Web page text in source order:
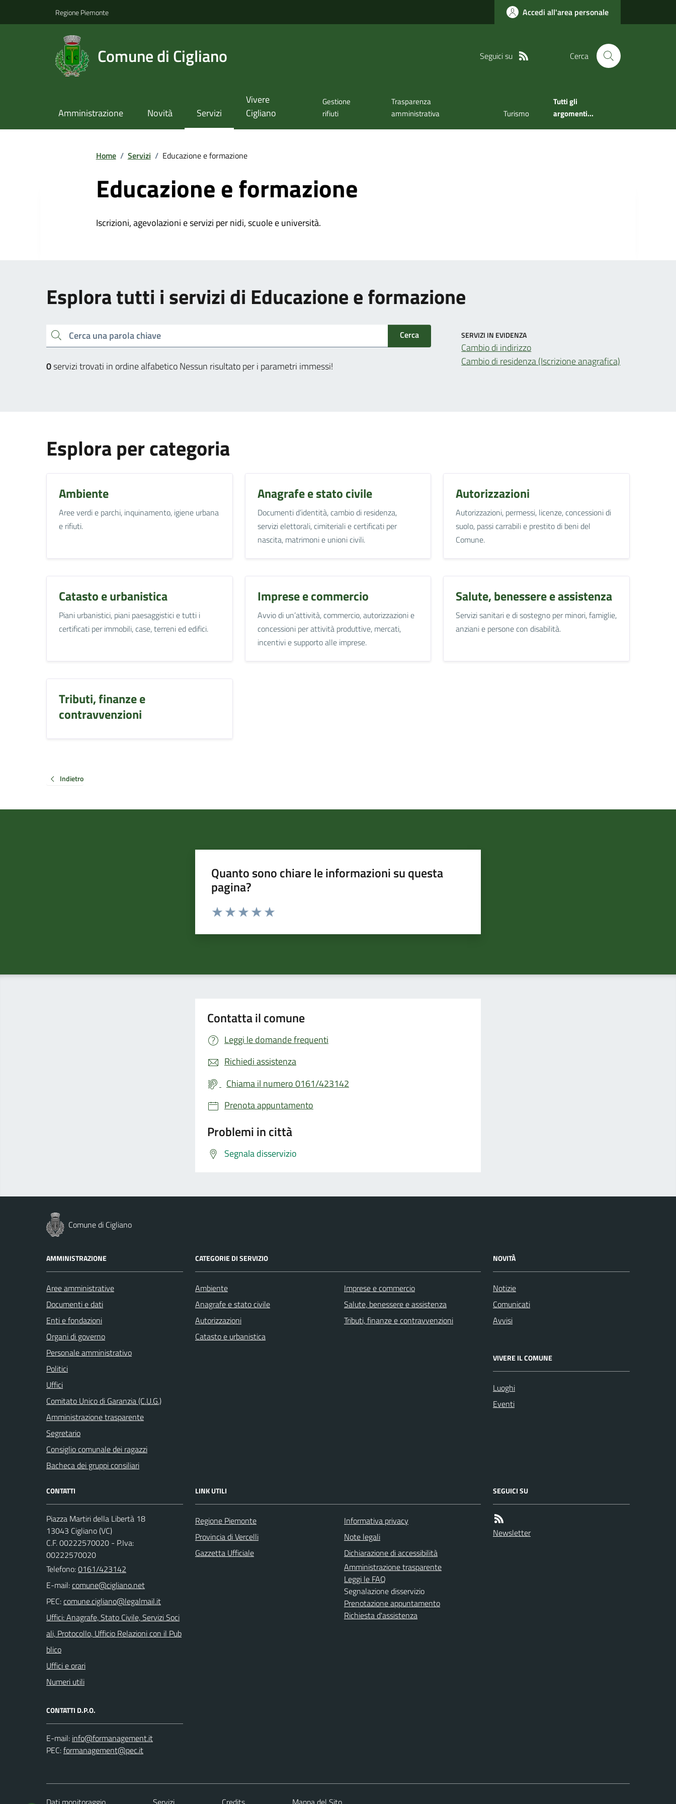
Regione Piemonte Accedi all'area personale
Comune di Cigliano Seguici su Cerca
Amministrazione Novità Servizi
Vivere
Cigliano
Gestione
rifiuti
Trasparenza
amministrativa
Turismo
Tutti gli
argomenti...
Home / Servizi / Educazione e formazione
Educazione e formazione
Iscrizioni, agevolazioni e servizi per nidi, scuole e università.
Esplora tutti i servizi di Educazione e formazione
Cerca una parola chiave Cerca
0servizi trovati in ordine alfabeticoNessun risultato per i parametri immessi!
SERVIZI IN EVIDENZA
Cambio di indirizzo
Cambio di residenza (Iscrizione anagrafica)
Esplora per categoria
Ambiente
Aree verdi e parchi, inquinamento, igiene urbana
e rifiuti.
Anagrafe e stato civile
Documenti d’identità, cambio di residenza,
servizi elettorali, cimiteriali e certificati per
nascita, matrimoni e unioni civili.
Autorizzazioni
Autorizzazioni, permessi, licenze, concessioni di
suolo, passi carrabili e prestito di beni del
Comune.
Catasto e urbanistica
Piani urbanistici, piani paesaggistici e tutti i
certificati per immobili, case, terreni ed edifici.
Imprese e commercio
Avvio di un’attività, commercio, autorizzazioni e
concessioni per attività produttive, mercati,
incentivi e supporto alle imprese.
Salute, benessere e assistenza
Servizi sanitari e di sostegno per minori, famiglie,
anziani e persone con disabilità.
Tributi, finanze e
contravvenzioni
Indietro
Quanto sono chiare le informazioni su questa
pagina?
Valuta da 1 a 5 stelle la pagina
Contatta il comune
Leggi le domande frequenti
Richiedi assistenza
Chiama il numero 0161/423142
Prenota appuntamento
Problemi in città
Segnala disservizio
Comune di Cigliano
AMMINISTRAZIONE
Aree amministrative
Documenti e dati
Enti e fondazioni
Organi di governo
Personale amministrativo
Politici
Uffici
Comitato Unico di Garanzia (C.U.G.)
Amministrazione trasparente
Segretario
Consiglio comunale dei ragazzi
Bacheca dei gruppi consiliari
CATEGORIE DI SERVIZIO
Ambiente
Anagrafe e stato civile
Autorizzazioni
Catasto e urbanistica
Imprese e commercio
Salute, benessere e assistenza
Tributi, finanze e contravvenzioni
NOVITÀ
Notizie
Comunicati
Avvisi
VIVERE IL COMUNE
Luoghi
Eventi
CONTATTI
Piazza Martiri della Libertà 18
13043 Cigliano (VC)
C.F. 00222570020 - P.Iva:
00222570020
Telefono:0161/423142
E-mail:
PEC:
Uffici: Anagrafe, Stato Civile, Servizi Soci
ali, Protocollo, Ufficio Relazioni con il Pub
blico
Uffici e orari
Numeri utili
CONTATTI D.P.O.
E-mail:
PEC:
LINK UTILI
Regione Piemonte
Provincia di Vercelli
Gazzetta Ufficiale
Informativa privacy
Note legali
Dichiarazione di accessibilità
Amministrazione trasparente
Leggi le FAQ
Segnalazione disservizio
Prenotazione appuntamento
Richiesta d'assistenza
SEGUICI SU
Newsletter